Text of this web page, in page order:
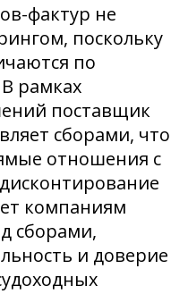
фактур не
поскольку
по
рамках
поставщик
сборами, что
отношения с
компаниям
сборами,
и доверие